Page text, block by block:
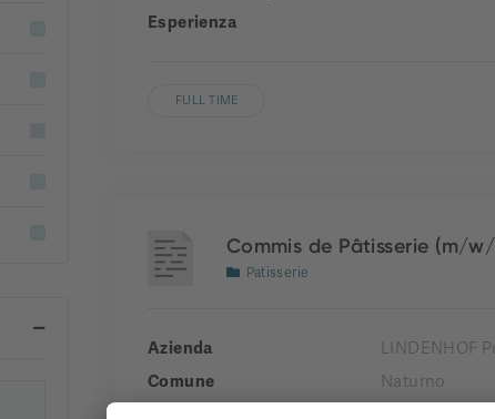
Esperienza
FULL TIME
Commis de Pâtisserie (m/
Patisserie
Azienda
LINDENHOF
Comune
Naturno